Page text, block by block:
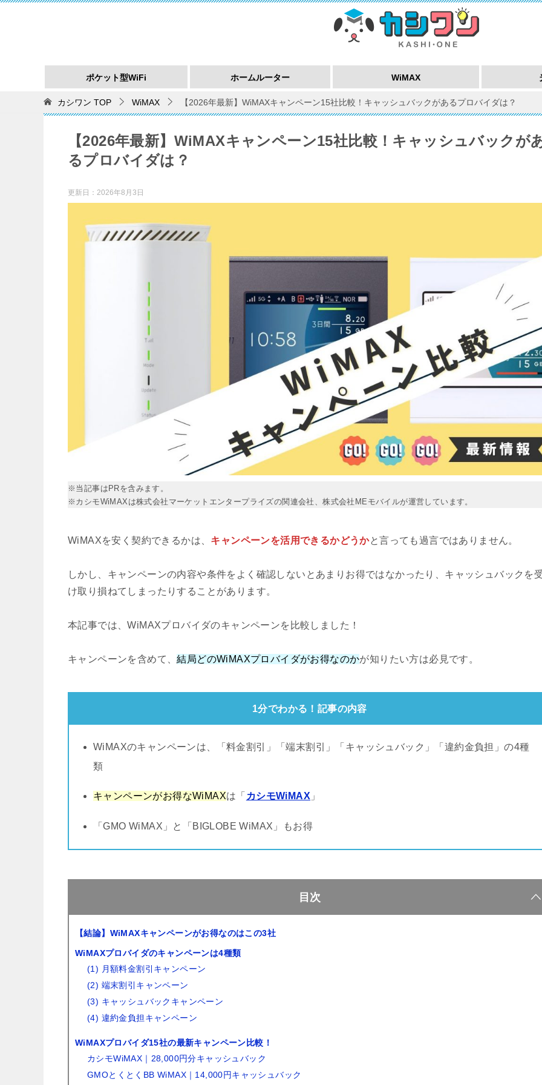
ポケット型WiFi ホームルーター WiMAX
カシワン TOP WiMAX 【2026年最新】WiMAXキャンペーン15社比較！キャッシュバックがあるプロバイダは？
【2026年最新】WiMAXキャンペーン15社比較！キャッシュバックが
るプロバイダは？
更新日： 2026年8月3日
※当記事はPRを含みます。
※カシモWiMAXは株式会社マーケットエンタープライズの関連会社、株式会社MEモバイルが運営しています。
WiMAXを安く契約できるかは、 キャンペーンを活用できるかどうかと言っても過言ではありません。
しかし、キャンペーンの内容や条件をよく確認しないとあまりお得ではなかったり、キャッシュバックを
け取り損ねてしまったりすることがあります。
本記事では、WiMAXプロバイダのキャンペーンを比較しました！
キャンペーンを含めて、結局どのWiMAXプロバイダがお得なのかが知りたい方は必見です。
1分でわかる！記事の内容
WiMAXのキャンペーンは、「料金割引」「端末割引」「キャッシュバック」「違約金負担」の4種
類
キャンペーンがお得なWiMAXは「 カシモWiMAX 」
「GMO WiMAX」と「BIGLOBE WiMAX」もお得
目次
【結論】WiMAXキャンペーンがお得なのはこの3社
WiMAXプロバイダのキャンペーンは4種類
(1) 月額料金割引キャンペーン
(2) 端末割引キャンペーン
(3) キャッシュバックキャンペーン
(4) 違約金負担キャンペーン
WiMAXプロバイダ15社の最新キャンペーン比較！
カシモWiMAX｜28,000円分キャッシュバック
GMOとくとくBB WiMAX｜14,000円キャッシュバック